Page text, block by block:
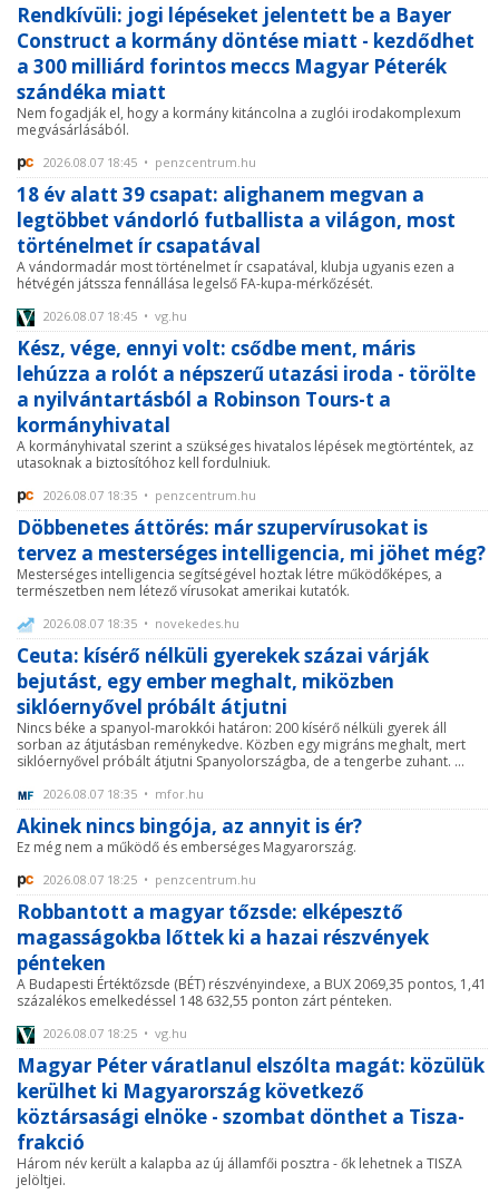
Rendkívüli: jogi lépéseket jelentett be a Bayer
Construct a kormány döntése miatt - kezdődhet
a 300 milliárd forintos meccs Magyar Péterék
szándéka miatt
Nem fogadják el, hogy a kormány kitáncolna a zuglói irodakomplexum
megvásárlásából.
2026.08.07 18:45 • penzcentrum.hu
18 év alatt 39 csapat: alighanem megvan a
legtöbbet vándorló futballista a világon, most
történelmet ír csapatával
A vándormadár most történelmet ír csapatával, klubja ugyanis ezen a
hétvégén játssza fennállása legelső FA-kupa-mérkőzését.
2026.08.07 18:45 • vg.hu
Kész, vége, ennyi volt: csődbe ment, máris
lehúzza a rolót a népszerű utazási iroda - törölte
a nyilvántartásból a Robinson Tours-t a
kormányhivatal
A kormányhivatal szerint a szükséges hivatalos lépések megtörténtek, az
utasoknak a biztosítóhoz kell fordulniuk.
2026.08.07 18:35 • penzcentrum.hu
Döbbenetes áttörés: már szupervírusokat is
tervez a mesterséges intelligencia, mi jöhet még?
Mesterséges intelligencia segítségével hoztak létre működőképes, a
természetben nem létező vírusokat amerikai kutatók.
2026.08.07 18:35 • novekedes.hu
Ceuta: kísérő nélküli gyerekek százai várják
bejutást, egy ember meghalt, miközben
siklóernyővel próbált átjutni
Nincs béke a spanyol-marokkói határon: 200 kísérő nélküli gyerek áll
sorban az átjutásban reménykedve. Közben egy migráns meghalt, mert
siklóernyővel próbált átjutni Spanyolországba, de a tengerbe zuhant. ...
2026.08.07 18:35 • mfor.hu
Akinek nincs bingója, az annyit is ér?
Ez még nem a működő és emberséges Magyarország.
2026.08.07 18:25 • penzcentrum.hu
Robbantott a magyar tőzsde: elképesztő
magasságokba lőttek ki a hazai részvények
pénteken
A Budapesti Értéktőzsde (BÉT) részvényindexe, a BUX 2069,35 pontos, 1,41
százalékos emelkedéssel 148 632,55 ponton zárt pénteken.
2026.08.07 18:25 • vg.hu
Magyar Péter váratlanul elszólta magát: közülük
kerülhet ki Magyarország következő
köztársasági elnöke - szombat dönthet a Tisza-
frakció
Három név került a kalapba az új államfői posztra - ők lehetnek a TISZA
jelöltjei.